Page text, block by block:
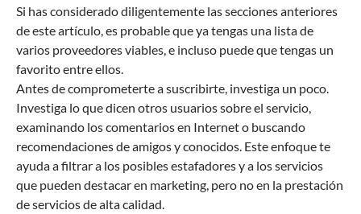
Si has considerado diligentemente las secciones anteriores
de este artículo, es probable que ya tengas una lista de
varios proveedores viables, e incluso puede que tengas un
favorito entre ellos.
Antes de comprometerte a suscribirte, investiga un poco.
Investiga lo que dicen otros usuarios sobre el servicio,
examinando los comentarios en Internet o buscando
recomendaciones de amigos y conocidos. Este enfoque te
ayuda a filtrar a los posibles estafadores y a los servicios
que pueden destacar en marketing, pero no en la prestación
de servicios de alta calidad.